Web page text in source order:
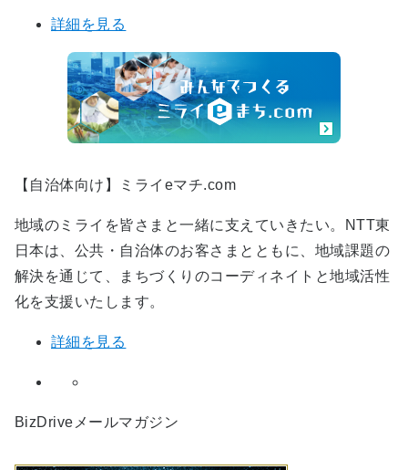
詳細を見る
【自治体向け】ミライeマチ.com
地域のミライを皆さまと一緒に支えていきたい。NTT東
日本は、公共・自治体のお客さまとともに、地域課題の
解決を通じて、まちづくりのコーディネイトと地域活性
化を支援いたします。
詳細を見る
BizDriveメールマガジン